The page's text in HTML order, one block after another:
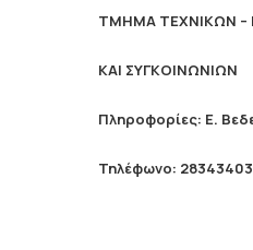
ΤΜΗΜΑ ΤΕΧΝΙΚΩΝ
ΚΑΙ ΣΥΓΚΟΙΝΩΝΙΩΝ
Πληροφορίες: Ε.
Τηλέφωνο: